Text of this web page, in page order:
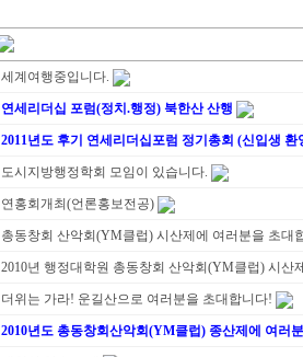
세계여행중입니다.
연세리더십 포럼(정치.행정) 북한산 산행
2011년도 후기 연세리더십포럼 정기총회 (신입생
도시지방행정학회 모임이 있습니다.
연홍회개최(언론홍보전공)
총동창회 산악회(YM클럽) 시산제에 여러분을 초대
2010년 행정대학원 총동창회 산악회(YM클럽) 시산
더위는 가라! 운길산으로 여러분을 초대합니다!
2010년도 총동창회산악회(YM클럽) 종산제에 여러